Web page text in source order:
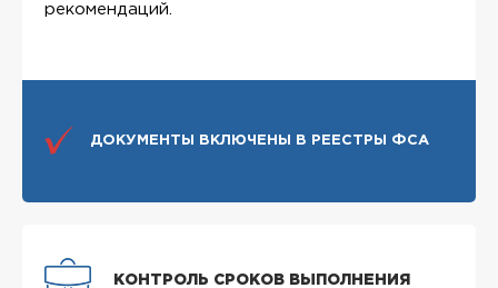
рекомендаций.
ДОКУМЕНТЫ ВКЛЮЧЕНЫ В РЕЕСТРЫ ФСА
КОНТРОЛЬ СРОКОВ ВЫПОЛНЕНИЯ